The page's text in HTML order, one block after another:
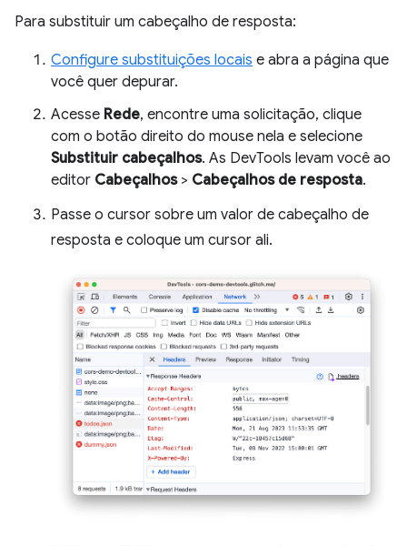
Para substituir um cabeçalho de resposta:
Configure substituições locais e abra a página que
você quer depurar.
Acesse Rede, encontre uma solicitação, clique
com o botão direito do mouse nela e selecione
Substituir cabeçalhos. As DevTools levam você ao
editor Cabeçalhos> Cabeçalhos de resposta.
Passe o cursor sobre um valor de cabeçalho de
resposta e coloque um cursor ali.